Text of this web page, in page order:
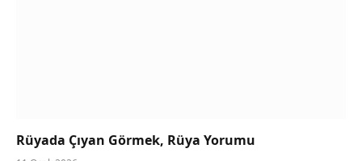
Rüyada Çıyan Görmek, Rüya Yorumu